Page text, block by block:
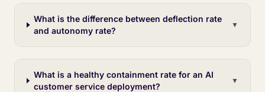
What is the difference between deflection rate
and autonomy rate?
▼
What is a healthy containment rate for an AI
customer service deployment?
▼